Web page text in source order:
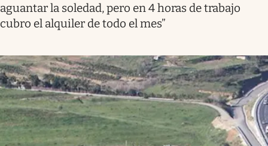
aguantar la soledad, pero en 4 horas de trabajo
cubro el alquiler de todo el mes”